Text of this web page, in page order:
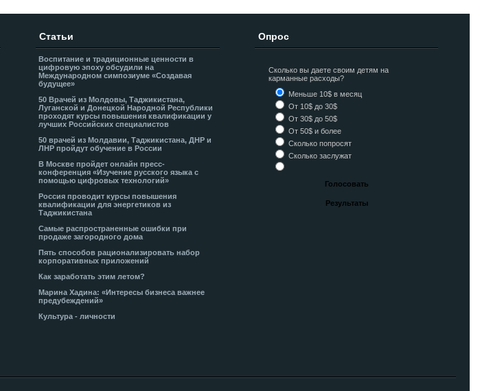
Статьи
Воспитание и традиционные ценности в
цифровую эпоху обсудили на
Международном симпозиуме «Создавая
будущее»
50 Врачей из Молдовы, Таджикистана,
Луганской и Донецкой Народной Республики
проходят курсы повышения квалификации у
лучших Российских специалистов
50 врачей из Молдавии, Таджикистана, ДНР и
ЛНР пройдут обучение в России
В Москве пройдет онлайн пресс-
конференция «Изучение русского языка с
помощью цифровых технологий»
Россия проводит курсы повышения
квалификации для энергетиков из
Таджикистана
Самые распространенные ошибки при
продаже загородного дома
Пять способов рационализировать набор
корпоративных приложений
Как заработать этим летом?
Марина Хадина: «Интересы бизнеса важнее
предубеждений»
Культура - личности
Опрос
Сколько вы даете своим детям на
карманные расходы?
Меньше 10$ в месяц
От 10$ до 30$
От 30$ до 50$
От 50$ и более
Сколько попросят
Сколько заслужат